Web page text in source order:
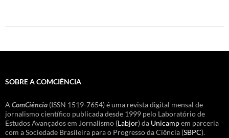
SOBRE A COMCIÊNCIA
A ComCiência (ISSN 1519-7654) é uma revista digital mensal de
jornalismo científico publicada desde 1999 pelo Laboratório de
Estudos Avançados em Jornalismo (Labjor) da Unicampem parceria
com a Sociedade Brasileira para o Progresso da Ciência (SBPC).